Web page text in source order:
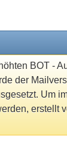
BOT -
der
Um
erstellt